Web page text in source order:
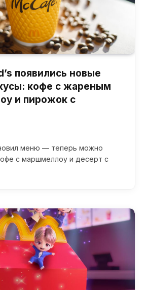
появились новые
кофе с жареным
и пирожок с
меню — теперь можно
с маршмеллоу и десерт с